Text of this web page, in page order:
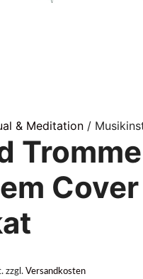
& Meditation /
zzgl. Versandkosten